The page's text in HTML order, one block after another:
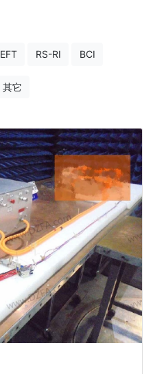
EFT RS-RI BCI
其它